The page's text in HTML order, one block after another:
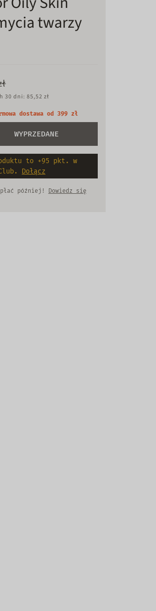
twarzy
30 dni: 85,52 zł
dostawa od 399 zł
WYPRZEDANE
to +95 pkt. w
Dołącz
później!
Dowiedz się